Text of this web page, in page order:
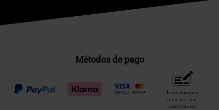
Métodos de pago
Transferencia
bancaria por
adelantado